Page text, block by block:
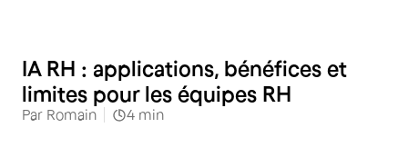
IA RH : applications, bénéfices et
limites pour les équipes RH
Par Romain 4 min